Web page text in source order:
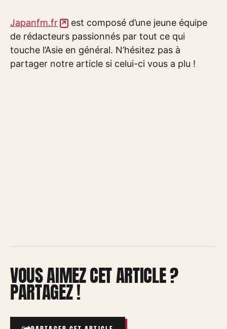
Japanfm.fr
est composé d’une jeune équipe
de rédacteurs passionnés par tout ce qui
touche l’Asie en général. N’hésitez pas à
partager notre article si celui-ci vous a plu !
VOUS AIMEZ CET ARTICLE ?
PARTAGEZ !